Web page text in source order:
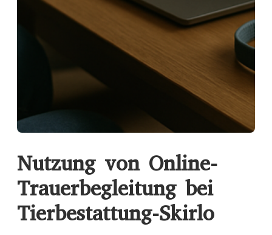
Nutzung von Online-
Trauerbegleitung bei
Tierbestattung-Skirlo